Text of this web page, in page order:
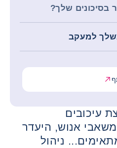
בסיכונים שלך?
למעקב
עיכובים
אנוש, היעדר
ניהול